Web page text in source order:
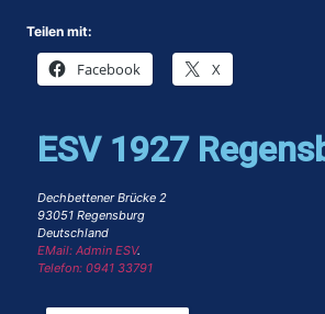
Teilen mit:
Facebook X
ESV 1927
Dechbettener Brücke 2
93051 Regensburg
Deutschland
EMail: Admin ESV.
Telefon: 0941 33791